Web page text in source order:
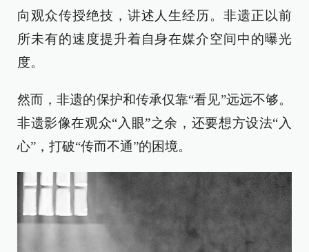
向观众传授绝技，讲述人生经历。非遗正以前
所未有的速度提升着自身在媒介空间中的曝光
度。
然而，非遗的保护和传承仅靠“看见”远远不够。
非遗影像在观众“入眼”之余，还要想方设法“入
心”，打破“传而不通”的困境。